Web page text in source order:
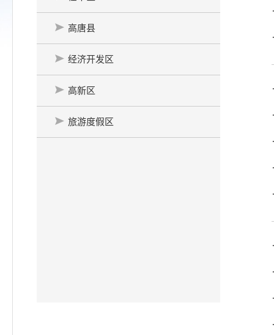
高唐县
经济开发区
高新区
旅游度假区